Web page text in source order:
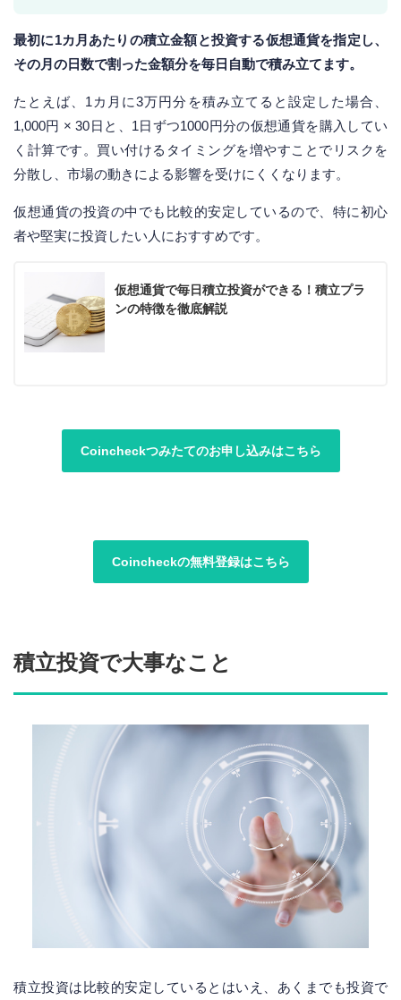
最初に1カ月あたりの積立金額と投資する仮想通貨を指定し、
その月の日数で割った金額分を毎日自動で積み立てます。
たとえば、1カ月に3万円分を積み立てると設定した場合、
1,000円 × 30日と、1日ずつ1000円分の仮想通貨を購入してい
く計算です。買い付けるタイミングを増やすことでリスクを
分散し、市場の動きによる影響を受けにくくなります。
仮想通貨の投資の中でも比較的安定しているので、特に初心
者や堅実に投資したい人におすすめです。
仮想通貨で毎日積立投資ができる！積立プラ
ンの特徴を徹底解説
Coincheckつみたてのお申し込みはこちら
Coincheckの無料登録はこちら
積立投資で大事なこと
積立投資は比較的安定しているとはいえ、あくまでも投資で